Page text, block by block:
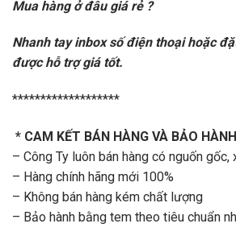
Mua hàng ở đâu giá rẻ ?
Nhanh tay inbox số điện thoại hoặc
được hỗ trợ giá tốt.
*******************
* CAM KẾT BÁN HÀNG VÀ BẢO HÀNH
– Công Ty luôn bán hàng có nguốn gốc,
– Hàng chính hãng mới 100%
– Không bán hàng kém chất lượng
– Bảo hành bằng tem theo tiêu chuẩn